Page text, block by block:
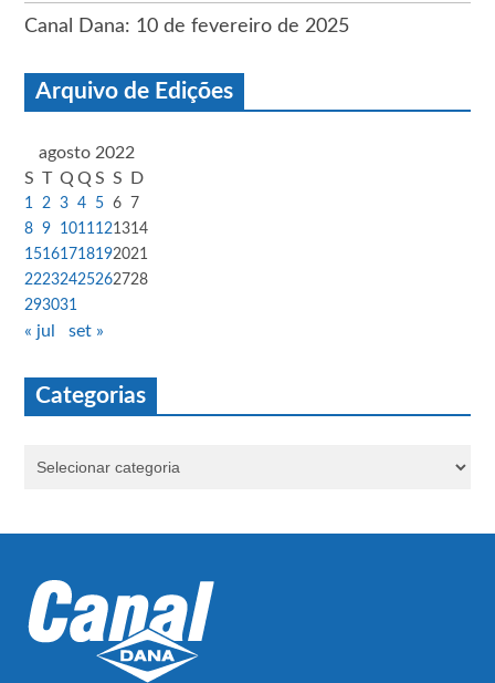
Canal Dana: 10 de fevereiro de 2025
Arquivo de Edições
agosto 2022
S T Q Q S S D
1 2 3 4 5 6
7
8 9 1011 121314
15161718192021
22232425262728
293031
« jul set »
Categorias